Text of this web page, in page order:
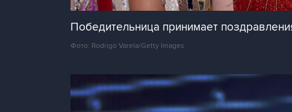
Победительница принимает
Фото: Rodrigo Varela/Getty Images